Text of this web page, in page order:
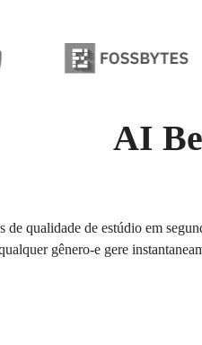
AI
de qualidade de estúdio em
gênero-e gere